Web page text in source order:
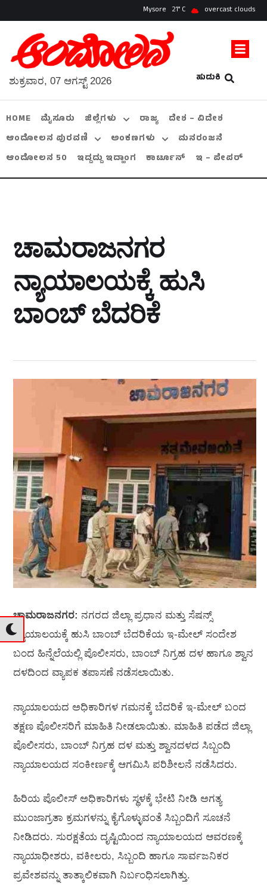
Mysore 21 overcast clouds
ಹುಡುಕಿ
ಶುಕ್ರವಾರ, 07 ಆಗಸ್ಟ್ 2026
HOME ಮೈಸೂರು ಜಿಲ್ಲೆಗಳು ರಾಜ್ಯ
ದೇಶ – ವಿದೇಶ
ಆಂದೋಲನ ಪುರವಣಿ
ಅಂಕಣಗಳು
ಮನರಂಜನೆ
ಆಂದೋಲನ 50
ಇದ್ದದ್ದು ಇದ್ಹಾಂಗ ಕಾರ್ಟೂನ್ ಇ – ಪೇಪರ್
ಚಾಮರಾಜನಗರ
ನ್ಯಾಯಾಲಯಕ್ಕೆ ಹುಸಿ
ಬಾಂಬ್ ಬೆದರಿಕೆ
ಚಾಮರಾಜನಗರ: ನಗರದ ಜಿಲ್ಲಾ ಪ್ರಧಾನ ಮತ್ತು ಸೆಷನ್ಸ್
ನ್ಯಾಯಾಲಯಕ್ಕೆ ಹುಸಿ ಬಾಂಬ್ ಬೆದರಿಕೆಯ ಇ-ಮೇಲ್ ಸಂದೇಶ
ಬಂದ ಹಿನ್ನೆಲೆಯಲ್ಲಿ ಪೊಲೀಸರು, ಬಾಂಬ್ ನಿಗ್ರಹ ದಳ ಹಾಗೂ ಶ್ವಾನ
ದಳದಿಂದ ವ್ಯಾಪಕ ತಪಾಸಣೆ ನಡೆಸಲಾಯಿತು.
ನ್ಯಾಯಾಲಯದ ಅಧಿಕಾರಿಗಳ ಗಮನಕ್ಕೆ ಬೆದರಿಕೆ ಇ-ಮೇಲ್ ಬಂದ
ತಕ್ಷಣ ಪೊಲೀಸರಿಗೆ ಮಾಹಿತಿ ನೀಡಲಾಯಿತು. ಮಾಹಿತಿ ಪಡೆದ ಜಿಲ್ಲಾ
ಪೊಲೀಸರು, ಬಾಂಬ್ ನಿಗ್ರಹ ದಳ ಮತ್ತು ಶ್ವಾನದಳದ ಸಿಬ್ಬಂದಿ
ನ್ಯಾಯಾಲಯದ ಸಂಕೀರ್ಣಕ್ಕೆ ಆಗಮಿಸಿ ಪರಿಶೀಲನೆ ನಡೆಸಿದರು.
ಹಿರಿಯ ಪೊಲೀಸ್ ಅಧಿಕಾರಿಗಳು ಸ್ಥಳಕ್ಕೆ ಭೇಟಿ ನೀಡಿ ಅಗತ್ಯ
ಮುಂಜಾಗ್ರತಾ ಕ್ರಮಗಳನ್ನು ಕೈಗೊಳ್ಳುವಂತೆ ಸಿಬ್ಬಂದಿಗೆ ಸೂಚನೆ
ನೀಡಿದರು. ಸುರಕ್ಷತೆಯ ದೃಷ್ಟಿಯಿಂದ ನ್ಯಾಯಾಲಯದ ಆವರಣಕ್ಕೆ
ನ್ಯಾಯಾಧೀಶರು, ವಕೀಲರು, ಸಿಬ್ಬಂದಿ ಹಾಗೂ ಸಾರ್ವಜನಿಕರ
ಪ್ರವೇಶವನ್ನು ತಾತ್ಕಾಲಿಕವಾಗಿ ನಿರ್ಬಂಧಿಸಲಾಗಿತ್ತು.